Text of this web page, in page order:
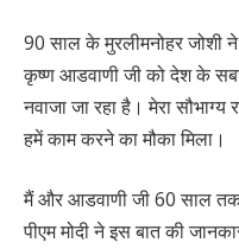
90 साल के मुरलीमनोहर जोशी
कृष्ण आडवाणी जी को देश के सबसे
नवाजा जा रहा है। मेरा
हमें काम करने का मौका मिला।
मैं और आडवाणी जी 60 साल तक
पीएम मोदी ने इस बात की